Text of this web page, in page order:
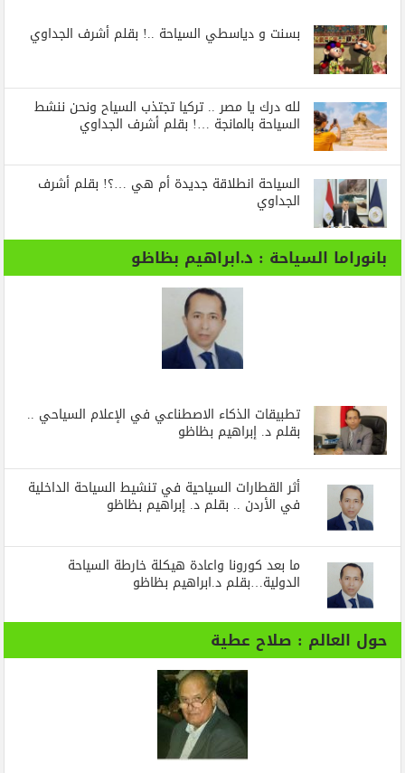
بسنت و دياسطي السياحة ..! بقلم أشرف الجداوي
لله درك يا مصر .. تركيا تجتذب السياح ونحن ننشط
السياحة بالمانجة …! بقلم أشرف الجداوي
السياحة انطلاقة جديدة أم هي …؟! بقلم أشرف
الجداوي
بانوراما السياحة : د.ابراهيم بظاظو
تطبيقات الذكاء الاصطناعي في الإعلام السياحي ..
بقلم د. إبراهيم بظاظو
أثر القطارات السياحية في تنشيط السياحة الداخلية
في الأردن .. بقلم د. إبراهيم بظاظو
ما بعد كورونا واعادة هيكلة خارطة السياحة
الدولية…بقلم د.ابراهيم بظاظو
حول العالم : صلاح عطية